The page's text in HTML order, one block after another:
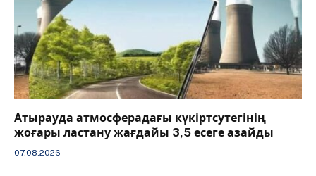
Атырауда атмосферадағы күкіртсутегінің
жоғары ластану жағдайы 3,5 есеге азайды
07.08.2026